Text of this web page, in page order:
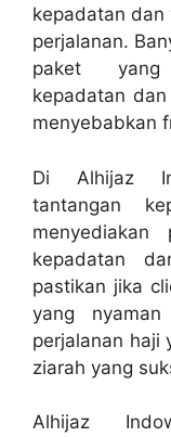
kepadatan dan
perjalanan.
paket yang
kepadatan
menyebabkan
Di Alhijaz
tantangan
menyediakan
kepadatan
pastikan jika
yang
perjalanan haji
ziarah yang
Alhijaz